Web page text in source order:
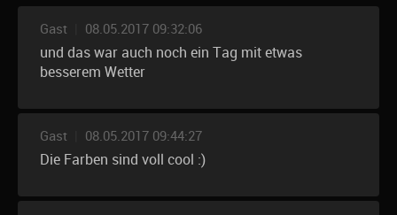
Gast 08.05.2017 09:32:06
und das war auch noch ein Tag mit etwas
besserem Wetter
Gast 08.05.2017 09:44:27
Die Farben sind voll cool :)